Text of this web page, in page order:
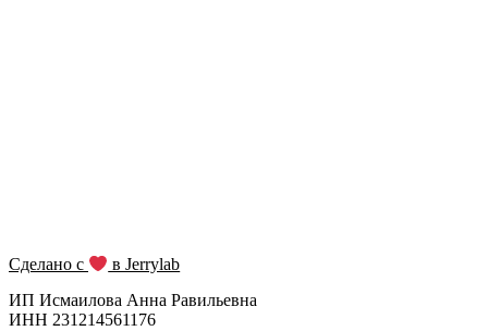
Сделано с
в Jerrylab
ИП Исмаилова Анна Равильевна
ИНН 231214561176